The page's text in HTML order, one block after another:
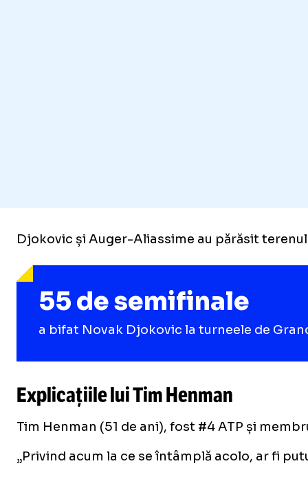
Djokovic și Auger-Aliassime au părăsit
55 de semifinale
a bifat Novak Djokovic la turneele de
Explicațiile lui Tim Henman
Tim Henman (51 de ani), fost #4 ATP și
„Privind acum la ce se întâmplă acolo, ar fi